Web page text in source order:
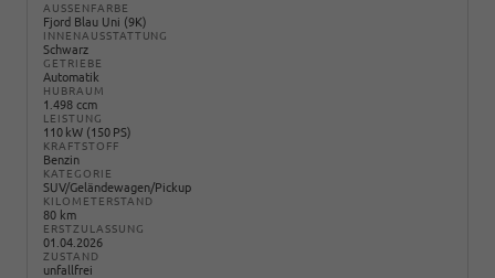
AUSSENFARBE
Fjord Blau Uni (9K)
INNENAUSSTATTUNG
Schwarz
GETRIEBE
Automatik
HUBRAUM
1.498 ccm
LEISTUNG
110 kW (150 PS)
KRAFTSTOFF
Benzin
KATEGORIE
SUV/Geländewagen/Pickup
KILOMETERSTAND
80 km
ERSTZULASSUNG
01.04.2026
ZUSTAND
unfallfrei